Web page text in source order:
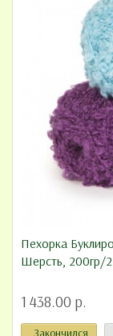
Пехорка
Шерсть, 200гр/
1 438.00 р.
Закончился